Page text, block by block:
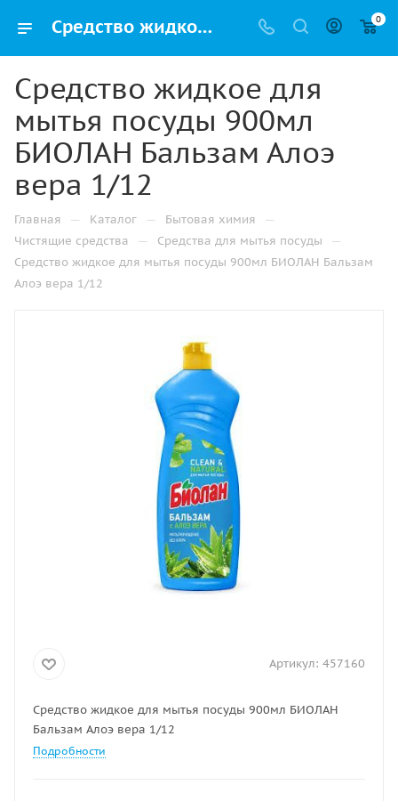
Средство жидкое для мытья посуды 900мл БИОЛАН Бальзам Алоэ вера 1/12 купить в Ижевске по низкой цене оптом и дешево с доставкой 0
Средство жидкое для
мытья посуды 900мл
БИОЛАН Бальзам Алоэ
вера 1/12
Главная — Каталог — Бытовая химия —
Чистящие средства — Средства для мытья посуды —
Средство жидкое для мытья посуды 900мл БИОЛАН Бальзам
Алоэ вера 1/12
Артикул: 457160
Средство жидкое для мытья посуды 900мл БИОЛАН
Бальзам Алоэ вера 1/12
Подробности